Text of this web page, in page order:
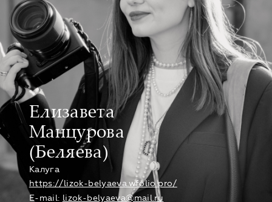
Елизавета
Манцурова
(Беляева)
Калуга
https://lizok-belyaeva.wfolio.pro/
E-mail: lizok-belyaeva@mail.ru